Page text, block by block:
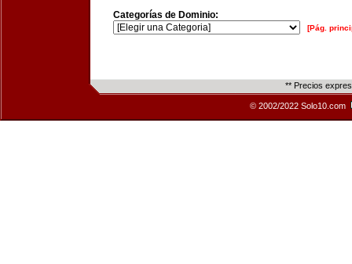
Categorías de Dominio:
[Pág.
** Precios
© 2002/2022 Solo10.com